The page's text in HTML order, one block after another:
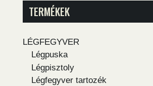
TERMÉKEK
LÉGFEGYVER
Légpuska
Légpisztoly
Légfegyver tartozék